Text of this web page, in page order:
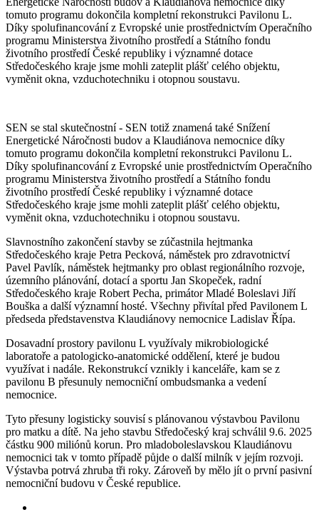
tomuto programu dokončila kompletní rekonstrukci Pavilonu L.
Díky spolufinancování z Evropské unie prostřednictvím Operačního
programu Ministerstva životního prostředí a Státního fondu
životního prostředí České republiky i významné dotace
Středočeského kraje jsme mohli zateplit plášť celého objektu,
vyměnit okna, vzduchotechniku i otopnou soustavu.
SEN se stal skutečnostní - SEN totiž znamená také Snížení
Energetické Náročnosti budov a Klaudiánova nemocnice díky
tomuto programu dokončila kompletní rekonstrukci Pavilonu L.
Díky spolufinancování z Evropské unie prostřednictvím Operačního
programu Ministerstva životního prostředí a Státního fondu
životního prostředí České republiky i významné dotace
Středočeského kraje jsme mohli zateplit plášť celého objektu,
vyměnit okna, vzduchotechniku i otopnou soustavu.
Slavnostního zakončení stavby se zúčastnila hejtmanka
Středočeského kraje Petra Pecková, náměstek pro zdravotnictví
Pavel Pavlík, náměstek hejtmanky pro oblast regionálního rozvoje,
územního plánování, dotací a sportu Jan Skopeček, radní
Středočeského kraje Robert Pecha, primátor Mladé Boleslavi Jiří
Bouška a další významní hosté. Všechny přivítal před Pavilonem L
předseda představenstva Klaudiánovy nemocnice Ladislav Řípa.
Dosavadní prostory pavilonu L využívaly mikrobiologické
laboratoře a patologicko-anatomické oddělení, které je budou
využívat i nadále. Rekonstrukcí vznikly i kanceláře, kam se z
pavilonu B přesunuly nemocniční ombudsmanka a vedení
nemocnice.
Tyto přesuny logisticky souvisí s plánovanou výstavbou Pavilonu
pro matku a dítě. Na jeho stavbu Středočeský kraj schválil 9.6. 2025
částku 900 miliónů korun. Pro mladoboleslavskou Klaudiánovu
nemocnici tak v tomto případě půjde o další milník v jejím rozvoji.
Výstavba potrvá zhruba tři roky. Zároveň by mělo jít o první pasivní
nemocniční budovu v České republice.